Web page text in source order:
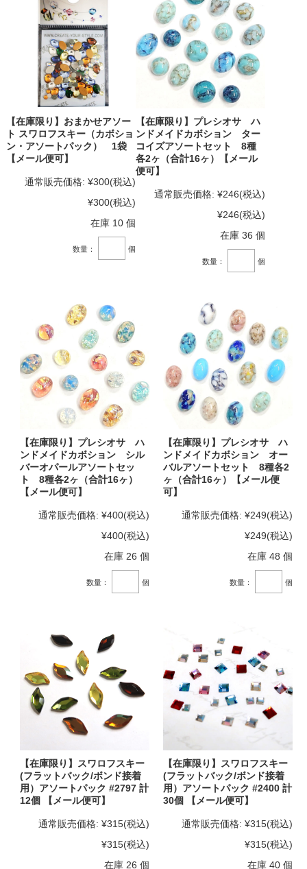
【在庫限り】おまかせアソー
ト スワロフスキー（カボショ
ン・アソートパック） 1袋
【メール便可】
通常販売価格: ¥300(税込)
¥300(税込)
在庫 10 個
数量： 個
【在庫限り】プレシオサ ハ
ンドメイドカボション ター
コイズアソートセット 8種
各2ヶ（合計16ヶ）【メール
便可】
通常販売価格: ¥246(税込)
¥246(税込)
在庫 36 個
数量： 個
【在庫限り】プレシオサ ハ
ンドメイドカボション シル
バーオパールアソートセッ
ト 8種各2ヶ（合計16ヶ）
【メール便可】
通常販売価格: ¥400(税込)
¥400(税込)
在庫 26 個
数量： 個
【在庫限り】プレシオサ ハ
ンドメイドカボション オー
バルアソートセット 8種各2
ヶ（合計16ヶ）【メール便
可】
通常販売価格: ¥249(税込)
¥249(税込)
在庫 48 個
数量： 個
【在庫限り】スワロフスキー
(フラットバック/ボンド接着
用）アソートパック #2797 計
12個 【メール便可】
通常販売価格: ¥315(税込)
¥315(税込)
在庫 26 個
【在庫限り】スワロフスキー
(フラットバック/ボンド接着
用）アソートパック #2400 計
30個 【メール便可】
通常販売価格: ¥315(税込)
¥315(税込)
在庫 40 個